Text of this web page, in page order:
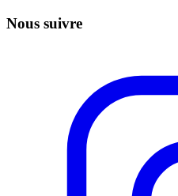
Nous suivre